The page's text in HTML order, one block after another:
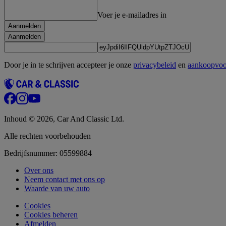
Voer je e-mailadres in
Aanmelden
Aanmelden
Door je in te schrijven accepteer je onze privacybeleid en
Inhoud © 2026, Car And Classic Ltd.
Alle rechten voorbehouden
Bedrijfsnummer: 05599884
Over ons
Neem contact met ons op
Waarde van uw auto
Cookies
Cookies beheren
Afmelden